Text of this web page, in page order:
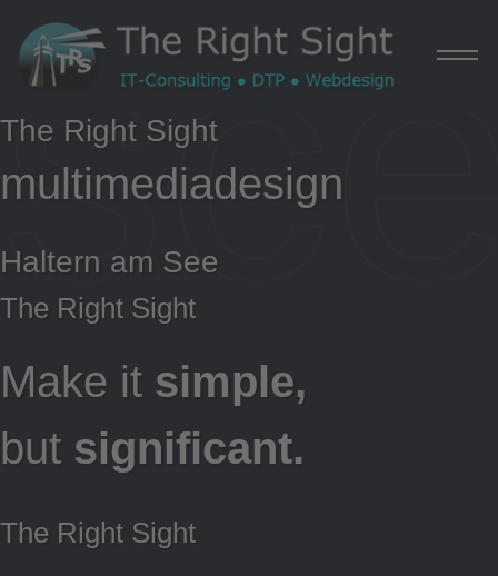
The Right Sight
multimediadesign
Haltern am See
The Right Sight
Make it simple,
but significant.
The Right Sight